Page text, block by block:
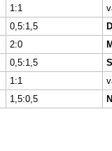
1:1
0,5:1,5
2:0
0,5:1,5
1:1
1,5:0,5